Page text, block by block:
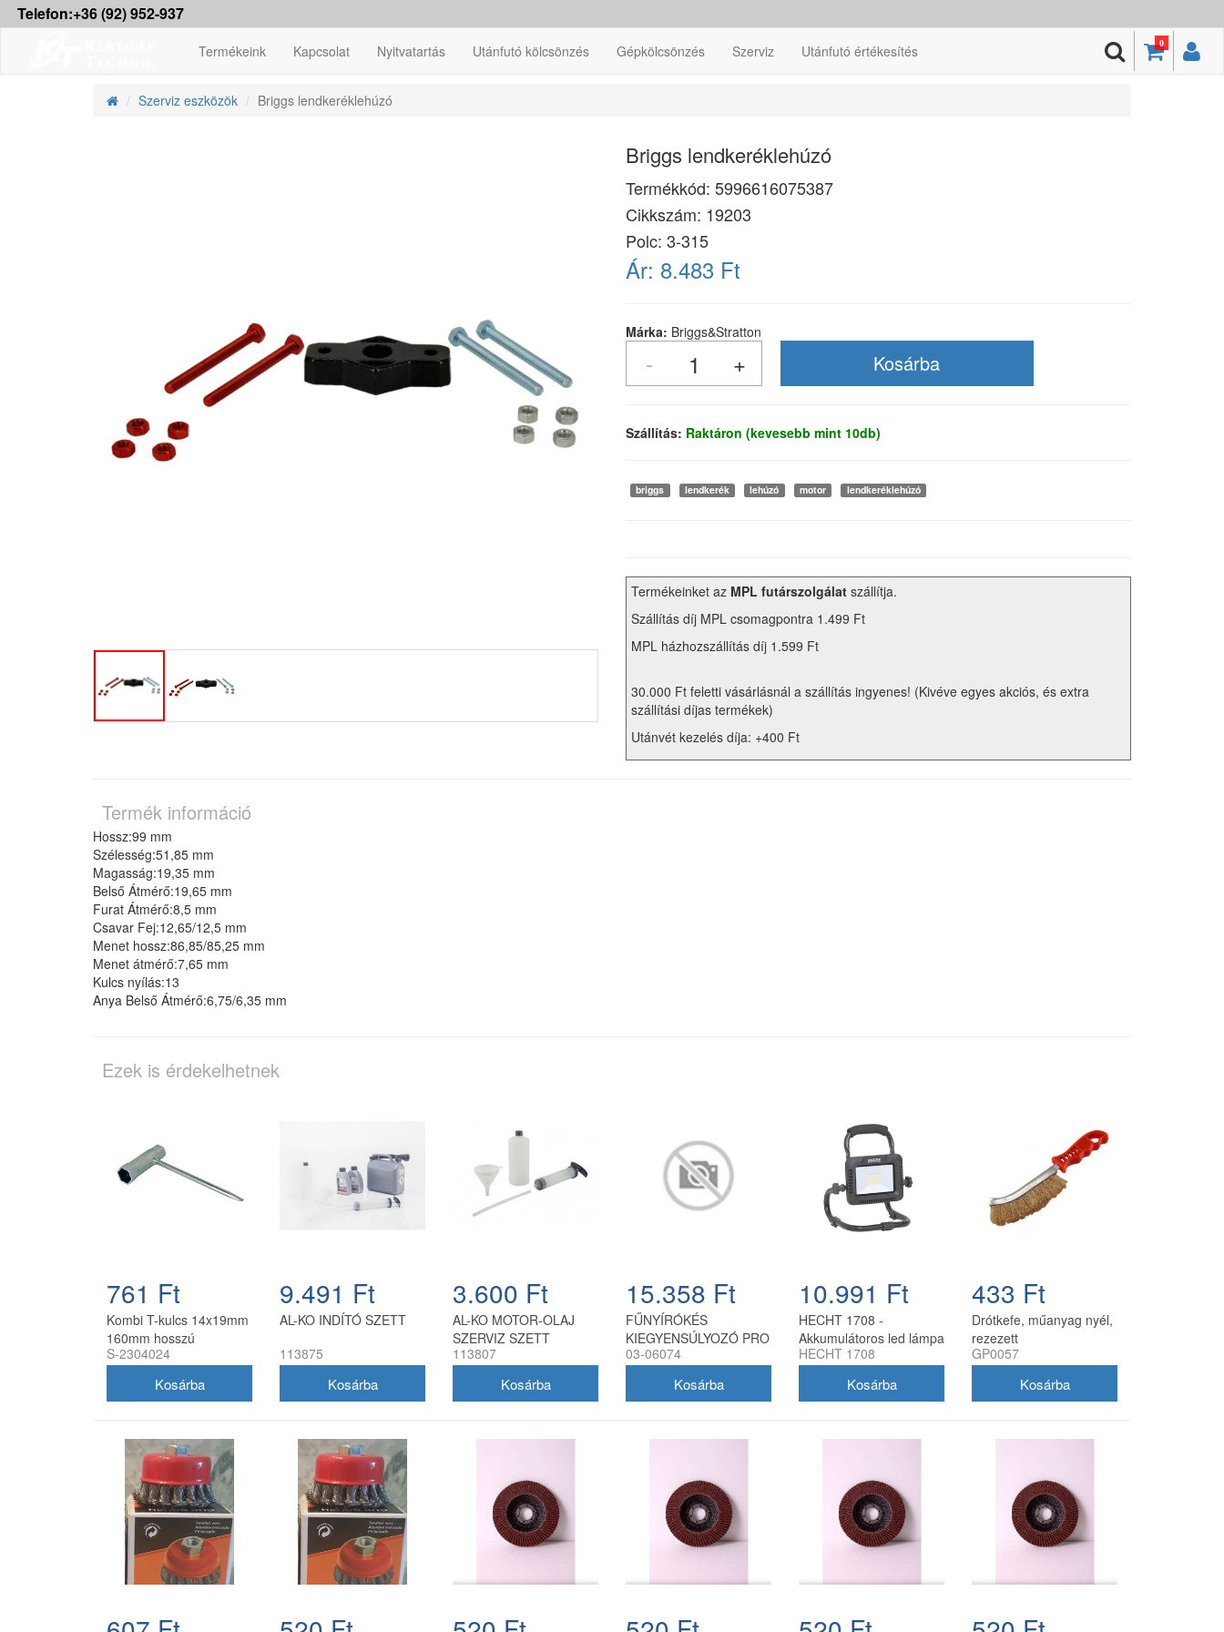
Telefon:+36 (92) 952-937
0
Termékeink Kapcsolat Nyitvatartás Utánfutó kölcsönzés Gépkölcsönzés Szerviz Utánfutó értékesítés
Szerviz eszközök Briggs lendkeréklehúzó
Briggs lendkeréklehúzó
Termékkód: 5996616075387
Cikkszám: 19203
Polc: 3-315
Ár: 8.483 Ft
Márka: Briggs&Stratton
Szállítás: Raktáron (kevesebb mint 10db)
briggs lendkerék lehúzó motor lendkeréklehúzó
Termékeinket az MPL futárszolgálat szállítja.
Szállítás díj MPL csomagpontra 1.499 Ft
MPL házhozszállítás díj 1.599 Ft
30.000 Ft feletti vásárlásnál a szállítás ingyenes! (Kivéve egyes akciós, és extra
szállítási díjas termékek)
Utánvét kezelés díja: +400 Ft
Termék információ
Hossz:99 mm
Szélesség:51,85 mm
Magasság:19,35 mm
Belső Átmérő:19,65 mm
Furat Átmérő:8,5 mm
Csavar Fej:12,65/12,5 mm
Menet hossz:86,85/85,25 mm
Menet átmérő:7,65 mm
Kulcs nyílás:13
Anya Belső Átmérő:6,75/6,35 mm
Ezek is érdekelhetnek
761 Ft
Kombi T-kulcs 14x19mm
160mm hosszú
S-2304024
9.491 Ft
AL-KO INDÍTÓ SZETT
113875
3.600 Ft
AL-KO MOTOR-OLAJ
SZERVIZ SZETT
4GARDEN
113807
15.358 Ft
FŰNYÍRÓKÉS
KIEGYENSÚLYOZÓ PRO
03-06074
10.991 Ft
HECHT 1708 -
Akkumulátoros led lámpa
HECHT 1708
433 Ft
Drótkefe, műanyag nyél,
rezezett
GP0057